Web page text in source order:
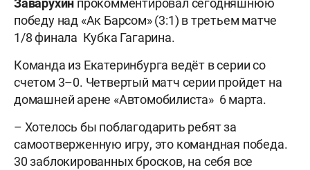
Заварухин прокомментировал сегодняшнюю
победу над «Ак Барсом» (3:1) в третьем матче
1/8 финала Кубка Гагарина.
Команда из Екатеринбурга ведёт в серии со
счетом 3–0. Четвертый матч серии пройдет на
домашней арене «Автомобилиста» 6 марта.
– Хотелось бы поблагодарить ребят за
самоотверженную игру, это командная победа.
30 заблокированных бросков, на себя все